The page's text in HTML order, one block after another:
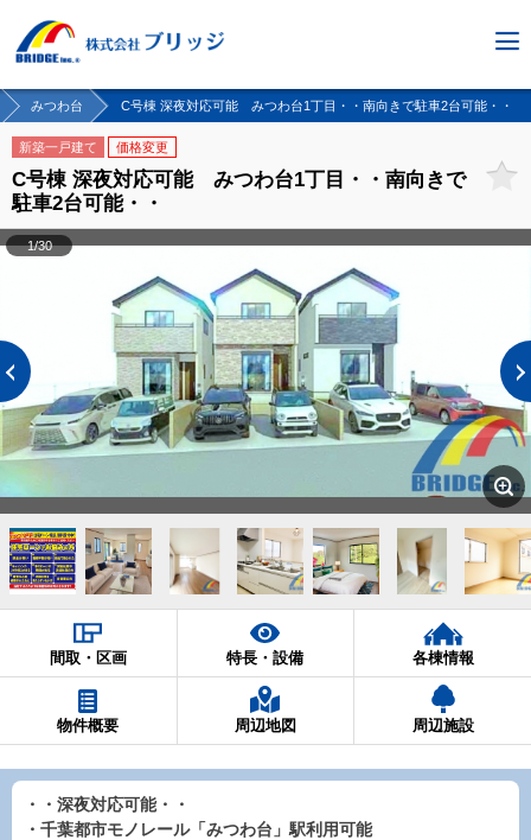
みつわ台 C号棟 深夜対応可能 みつわ台1丁目・・南向きで駐車2台可能・・
新築一戸建て 価格変更
C号棟 深夜対応可能 みつわ台1丁目・・南向きで
駐車2台可能・・
1/30
間取・区画 特長・設備 各棟情報
物件概要 周辺地図 周辺施設
・・深夜対応可能・・
・千葉都市モノレール「みつわ台」駅利用可能